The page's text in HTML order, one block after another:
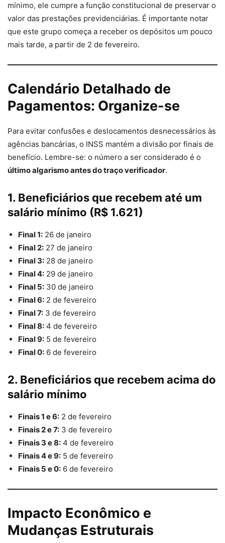
mínimo, ele cumpre a função constitucional de preservar o
valor das prestações previdenciárias. É importante notar
que este grupo começa a receber os depósitos um pouco
mais tarde, a partir de 2 de fevereiro.
Calendário Detalhado de
Pagamentos: Organize-se
Para evitar confusões e deslocamentos desnecessários às
agências bancárias, o INSS mantém a divisão por finais de
benefício. Lembre-se: o número a ser considerado é o
último algarismo antes do traço verificador.
1. Beneficiários que recebem até um
salário mínimo (R$ 1.621)
Final 1: 26 de janeiro
Final 2: 27 de janeiro
Final 3: 28 de janeiro
Final 4: 29 de janeiro
Final 5: 30 de janeiro
Final 6: 2 de fevereiro
Final 7: 3 de fevereiro
Final 8: 4 de fevereiro
Final 9: 5 de fevereiro
Final 0: 6 de fevereiro
2. Beneficiários que recebem acima do
salário mínimo
Finais 1 e 6: 2 de fevereiro
Finais 2 e 7: 3 de fevereiro
Finais 3 e 8: 4 de fevereiro
Finais 4 e 9: 5 de fevereiro
Finais 5 e 0: 6 de fevereiro
Impacto Econômico e
Mudanças Estruturais